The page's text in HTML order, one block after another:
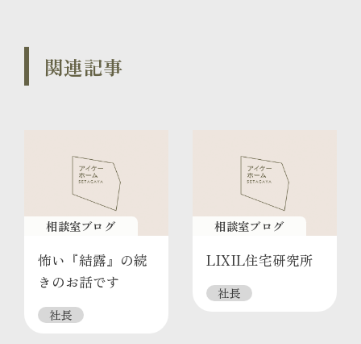
関連記事
相談室ブログ
怖い『結露』の続
きのお話です
社長
相談室ブログ
LIXIL住宅研究所
社長